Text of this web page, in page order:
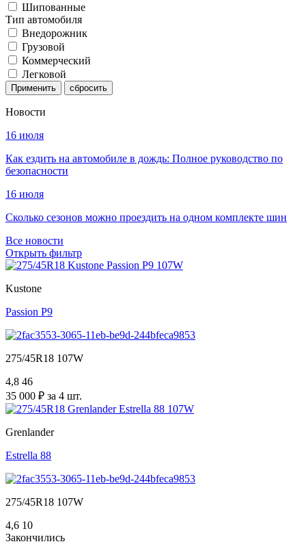
Шипованные
Тип автомобиля
Внедорожник
Грузовой
Коммерческий
Легковой
Применить
Новости
16 июля
Как ездить на автомобиле в дождь: Полное руководство по
безопасности
16 июля
Сколько сезонов можно проездить на одном комплекте шин
Все новости
Открыть фильтр
Kustone
Passion P9
275/45R18 107W
4,8 46
35 000 ₽ за 4 шт.
Grenlander
Estrella 88
275/45R18 107W
4,6 10
Закончились